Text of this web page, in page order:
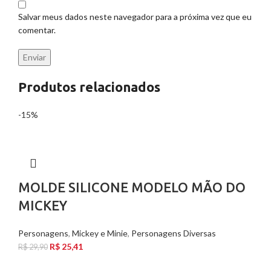
Salvar meus dados neste navegador para a próxima vez que eu
comentar.
Produtos relacionados
-15%
MOLDE SILICONE MODELO MÃO DO
MICKEY
Personagens, Mickey e Minie, Personagens Diversas
R$29,90 R$ 25,41